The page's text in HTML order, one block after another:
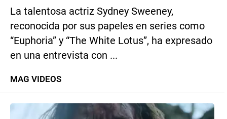
La talentosa actriz Sydney Sweeney,
reconocida por sus papeles en series como
“Euphoria” y “The White Lotus”, ha expresado
en una entrevista con ...
MAG VIDEOS